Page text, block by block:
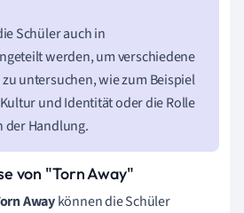
Schüler auch in
werden, um verschiedene
untersuchen, wie zum Beispiel
und Identität oder die Rolle
der Handlung.
von "Torn Away"
Awaykönnen die Schüler